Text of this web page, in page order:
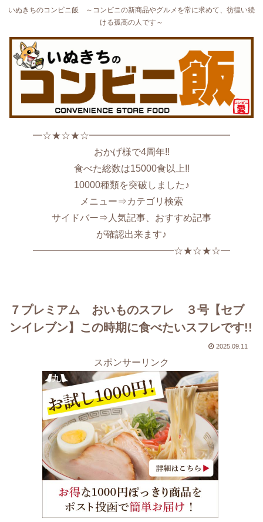
いぬきちのコンビニ飯 ～コンビニの新商品やグルメを常に求めて、彷徨い続
ける孤高の人です～
━☆★☆★☆━━━━━━━━━━━━━━━
おかげ様で4周年!!
食べた総数は15000食以上!!
10000種類を突破しました♪
メニュー⇒カテゴリ検索
サイドバー⇒人気記事、おすすめ記事
が確認出来ます♪
━━━━━━━━━━━━━━━☆★☆★☆━
７プレミアム おいものスフレ ３号【セブ
ンイレブン】この時期に食べたいスフレです!!
2025.09.11
スポンサーリンク